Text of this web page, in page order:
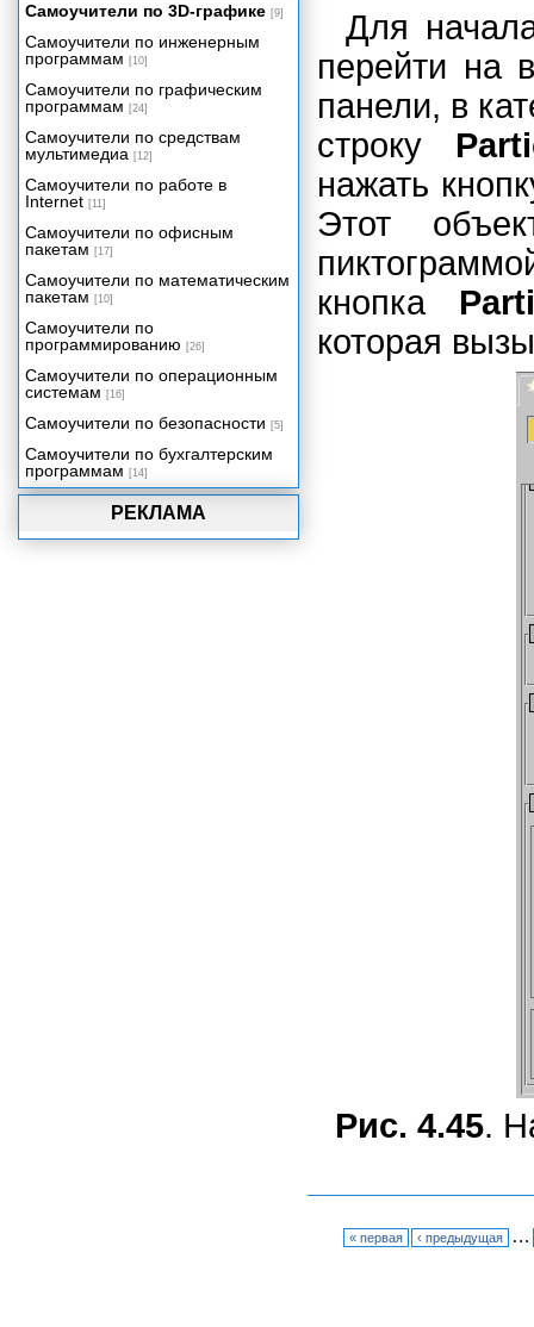
Для
перейти на
панели, в
строку
нажать
Этот
кнопка
которая
Рис. 4.45.
« первая ‹ предыдущая …
РЕКЛАМА
Заключение
Приложение
Самоучители по 3D-графике [9]
Самоучители по инженерным
программам [10]
Самоучители по графическим
программам [24]
Самоучители по средствам
мультимедиа [12]
Самоучители по работе в
Internet [11]
Самоучители по офисным
пакетам [17]
Самоучители по математическим
пакетам [10]
Самоучители по
программированию [26]
Самоучители по операционным
системам [16]
Самоучители по безопасности [5]
Самоучители по бухгалтерским
программам [14]